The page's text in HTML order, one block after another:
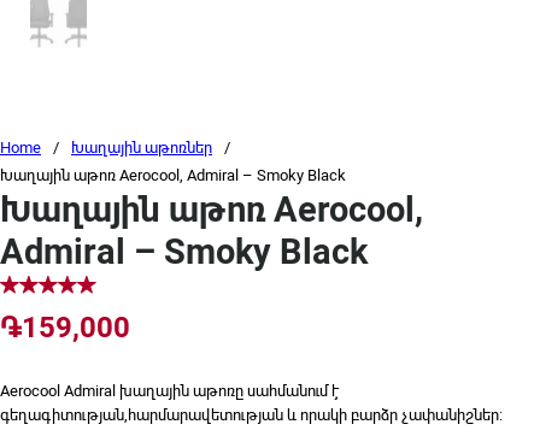
Home / Խաղային աթոռներ
/
Խաղային աթոռ Aerocool, Admiral – Smoky Black
Խաղային աթոռ Aerocool,
Admiral – Smoky Black
֏159,000
Aerocool Admiral խաղային աթոռը սահմանում է
գեղագիտության,հարմարավետության և որակի բարձր չափանիշներ: